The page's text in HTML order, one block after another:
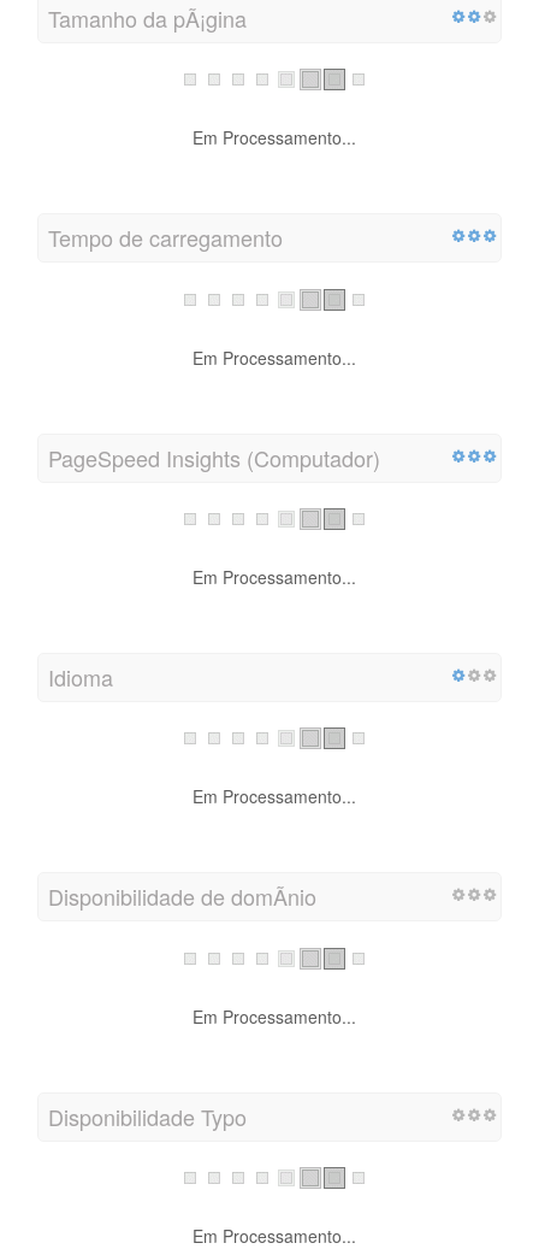
Tamanho da pÃ¡gina
Em Processamento...
Tempo de carregamento
Em Processamento...
PageSpeed Insights (Computador)
Em Processamento...
Idioma
Em Processamento...
Disponibilidade de domÃ­nio
Em Processamento...
Disponibilidade Typo
Em Processamento...